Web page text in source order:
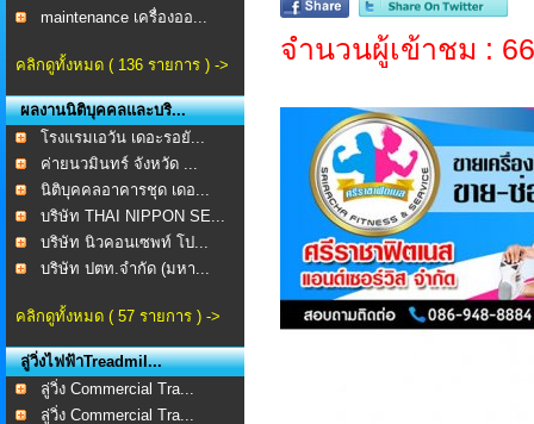
maintenance เครื่องออ...
คลิกดูทั้งหมด ( 136 รายการ ) ->
ผลงานนิติบุคคลและบริ...
โรงแรมเอวัน เดอะรอยั...
ค่ายนวมินทร์ จังหวัด ...
นิติบุคคลอาคารชุด เดอ...
บริษัท THAI NIPPON SE...
บริษัท นิวคอนเซพท์ โป...
บริษัท ปตท.จำกัด (มหา...
คลิกดูทั้งหมด ( 57 รายการ ) ->
ลู่วิ่งไฟฟ้าTreadmil...
ลู่วิ่ง Commercial Tra...
ลู่วิ่ง Commercial Tra...
จำนวนผู้เข้าชม :